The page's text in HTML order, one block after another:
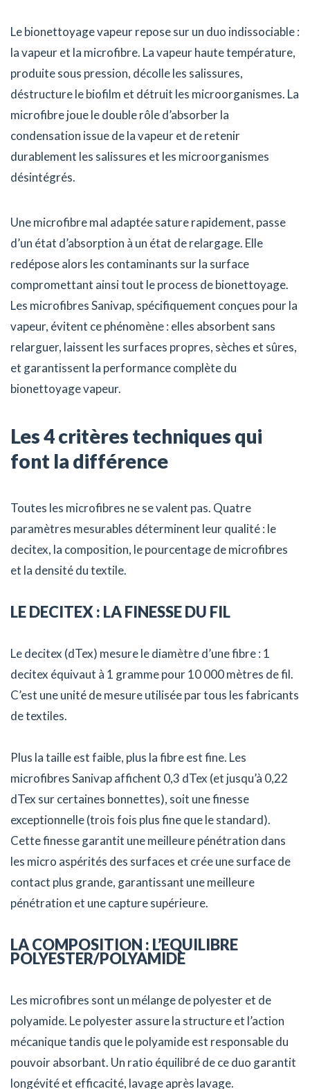
Le bionettoyage vapeur repose sur un duo indissociable :
la vapeur et la microfibre. La vapeur haute température,
produite sous pression, décolle les salissures,
déstructure le biofilm et détruit les microorganismes. La
microfibre joue le double rôle d’absorber la
condensation issue de la vapeur et de retenir
durablement les salissures et les microorganismes
désintégrés.
Une microfibre mal adaptée sature rapidement, passe
d’un état d’absorption à un état de relargage. Elle
redépose alors les contaminants sur la surface
compromettant ainsi tout le process de bionettoyage.
Les microfibres Sanivap, spécifiquement conçues pour la
vapeur, évitent ce phénomène : elles absorbent sans
relarguer, laissent les surfaces propres, sèches et sûres,
et garantissent la performance complète du
bionettoyage vapeur.
Les 4 critères techniques qui
font la différence
Toutes les microfibres ne se valent pas. Quatre
paramètres mesurables déterminent leur qualité : le
decitex, la composition, le pourcentage de microfibres
et la densité du textile.
LE DECITEX : LA FINESSE DU FIL
Le decitex (dTex) mesure le diamètre d’une fibre : 1
decitex équivaut à 1 gramme pour 10 000 mètres de fil.
C’est une unité de mesure utilisée par tous les fabricants
de textiles.
Plus la taille est faible, plus la fibre est fine. Les
microfibres Sanivap affichent 0,3 dTex (et jusqu’à 0,22
dTex sur certaines bonnettes), soit une finesse
exceptionnelle (trois fois plus fine que le standard).
Cette finesse garantit une meilleure pénétration dans
les micro aspérités des surfaces et crée une surface de
contact plus grande, garantissant une meilleure
pénétration et une capture supérieure.
LA COMPOSITION : L’EQUILIBRE
POLYESTER/POLYAMIDE
Les microfibres sont un mélange de polyester et de
polyamide. Le polyester assure la structure et l’action
mécanique tandis que le polyamide est responsable du
pouvoir absorbant. Un ratio équilibré de ce duo garantit
longévité et efficacité, lavage après lavage.